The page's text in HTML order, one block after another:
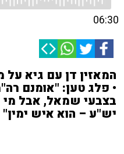
06:30
המאזין דן עם גיא
• פלג טען: "אומנם
בצבעי שמאל, אבל מי
יש"ע – הוא איש ימין"